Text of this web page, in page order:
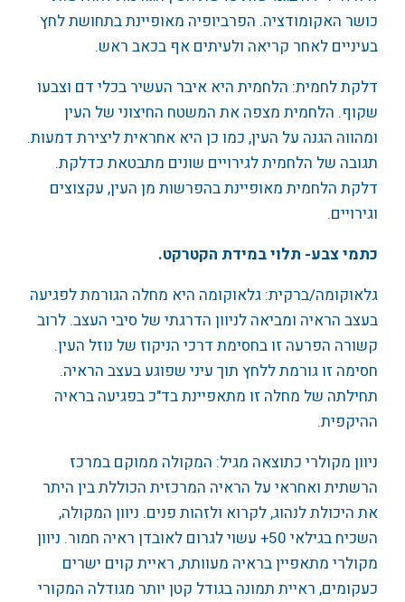
כושר האקומודציה. הפרביופיה מאופיינת בתחושת לחץ
בעיניים לאחר קריאה ולעיתים אף בכאב ראש.
דלקת לחמית: הלחמית היא איבר העשיר בכלי דם וצבעו
שקוף. הלחמית מצפה את המשטח החיצוני של העין
ומהווה הגנה על העין, כמו כן היא אחראית ליצירת דמעות.
תגובה של הלחמית לגירויים שונים מתבטאת כדלקת.
דלקת הלחמית מאופיינת בהפרשות מן העין, עקצוצים
וגירויים.
כתמי צבע- תלוי במידת הקטרקט.
גלאוקומה/ברקית: גלאוקומה היא מחלה הגורמת לפגיעה
בעצב הראיה ומביאה לניוון הדרגתי של סיבי העצב. לרוב
קשורה הפרעה זו בחסימת דרכי הניקוז של נוזל העין.
חסימה זו גורמת ללחץ תוך עיני שפוגע בעצב הראיה.
תחילתה של מחלה זו מתאפיינת בד"כ בפגיעה בראיה
ההיקפית.
ניוון מקולרי כתוצאה מגיל: המקולה ממוקם במרכז
הרשתית ואחראי על הראיה המרכזית הכוללת בין היתר
את היכולת לנהוג, לקרוא ולזהות פנים. ניוון המקולה,
השכיח בגילאי 50+ עשוי לגרום לאובדן ראיה חמור. ניוון
מקולרי מתאפיין בראיה מעוותת, ראיית קוים ישרים
כעקומים, ראיית תמונה בגודל קטן יותר מגודלה המקורי